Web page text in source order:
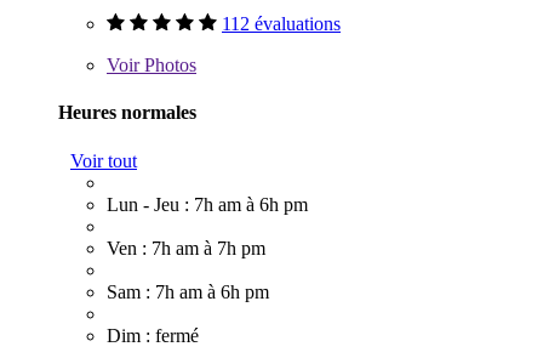
112 évaluations
VoirPhotos
Heures normales
Voir tout
Lun - Jeu : 7h am à 6h pm
Ven : 7h am à 7h pm
Sam : 7h am à 6h pm
Dim : fermé